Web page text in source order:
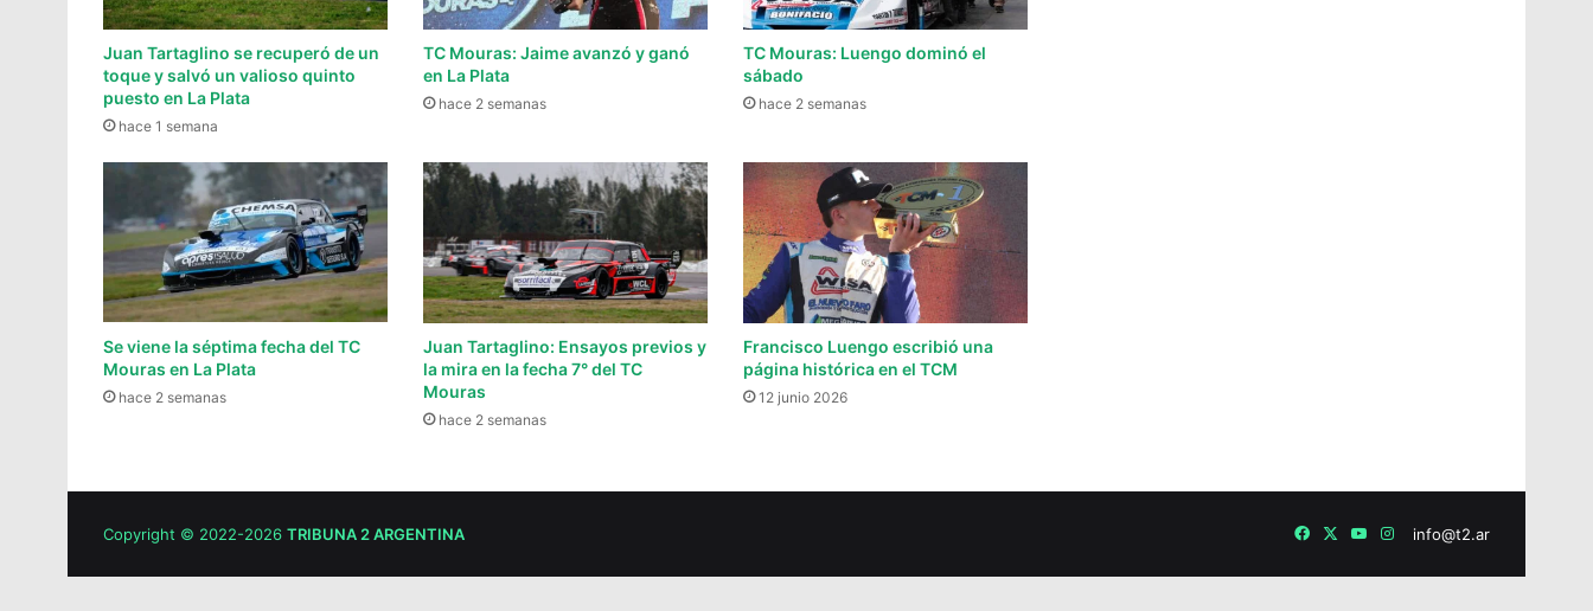
Juan Tartaglino se recuperó de un
toque y salvó un valioso quinto
puesto en La Plata
hace 1 semana
TC Mouras: Jaime avanzó y ganó
en La Plata
hace 2 semanas
TC Mouras: Luengo dominó el
sábado
hace 2 semanas
Se viene la séptima fecha del TC
Mouras en La Plata
hace 2 semanas
Juan Tartaglino: Ensayos previos y
la mira en la fecha 7° del TC
Mouras
hace 2 semanas
Francisco Luengo escribió una
página histórica en el TCM
12 junio 2026
Copyright © 2022-2026 TRIBUNA 2 ARGENTINA info@t2.ar
Facebook
X YouTube
Instagram